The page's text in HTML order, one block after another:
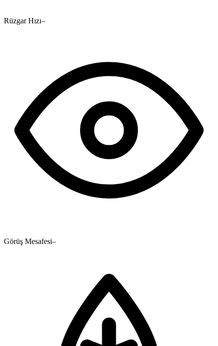
Rüzgar Hızı–
Görüş Mesafesi–